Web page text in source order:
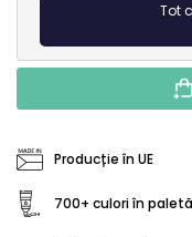
Tot
Producție în UE
700+ culori în paletă